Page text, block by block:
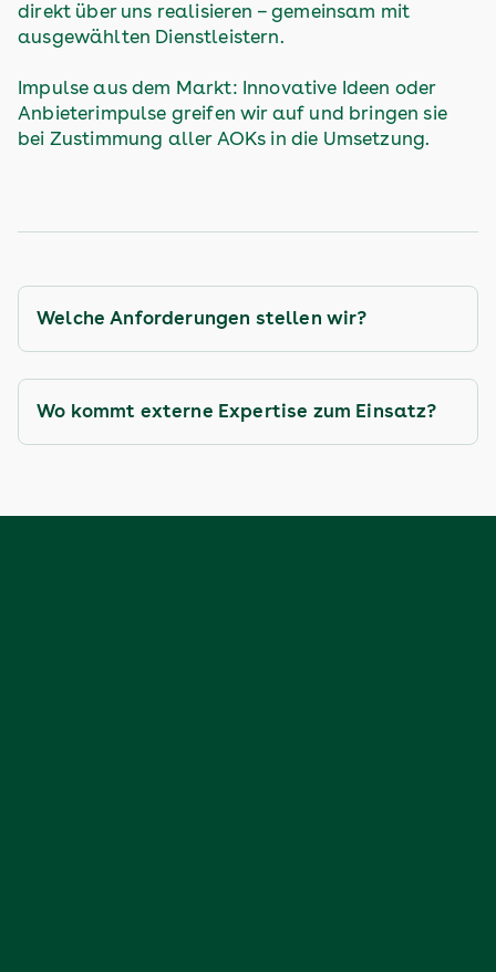
direkt über uns realisieren – gemeinsam mit
ausgewählten Dienstleistern.
Impulse aus dem Markt: Innovative Ideen oder
Anbieterimpulse greifen wir auf und bringen sie
bei Zustimmung aller AOKs in die Umsetzung.
Welche Anforderungen stellen wir?
Wo kommt externe Expertise zum Einsatz?